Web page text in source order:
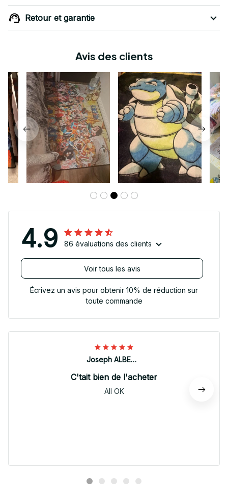
Retour et garantie
Avis des clients
4.9 86 évaluations des clients
Voir tous les avis
Écrivez un avis pour obtenir 10% de réduction sur
toute commande
Joseph ALBERTINI
C'tait bien de l'acheter
All OK